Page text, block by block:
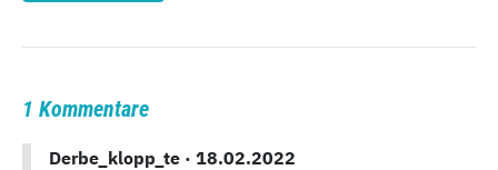
1 Kommentare
Derbe_klopp_te · 18.02.2022